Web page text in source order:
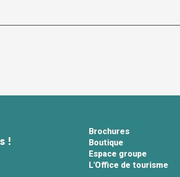
!
Brochures
Boutique
Espace groupe
L'Office de tourisme